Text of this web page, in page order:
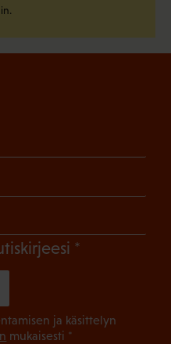
(Pakollinen)
ja käsittelyn
mukaisesti *